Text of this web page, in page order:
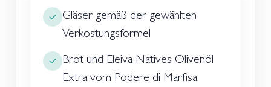
Gläser gemäß der gewählten
Verkostungsformel
Brot und Eleiva Natives Olivenöl
Extra vom Podere di Marfisa